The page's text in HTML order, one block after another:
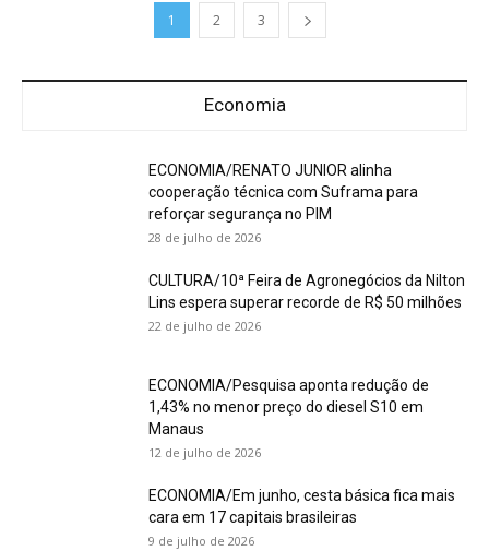
1 2 3
Economia
ECONOMIA/RENATO JUNIOR alinha
cooperação técnica com Suframa para
reforçar segurança no PIM
28 de julho de 2026
CULTURA/10ª Feira de Agronegócios da Nilton
Lins espera superar recorde de R$ 50 milhões
22 de julho de 2026
ECONOMIA/Pesquisa aponta redução de
1,43% no menor preço do diesel S10 em
Manaus
12 de julho de 2026
ECONOMIA/Em junho, cesta básica fica mais
cara em 17 capitais brasileiras
9 de julho de 2026